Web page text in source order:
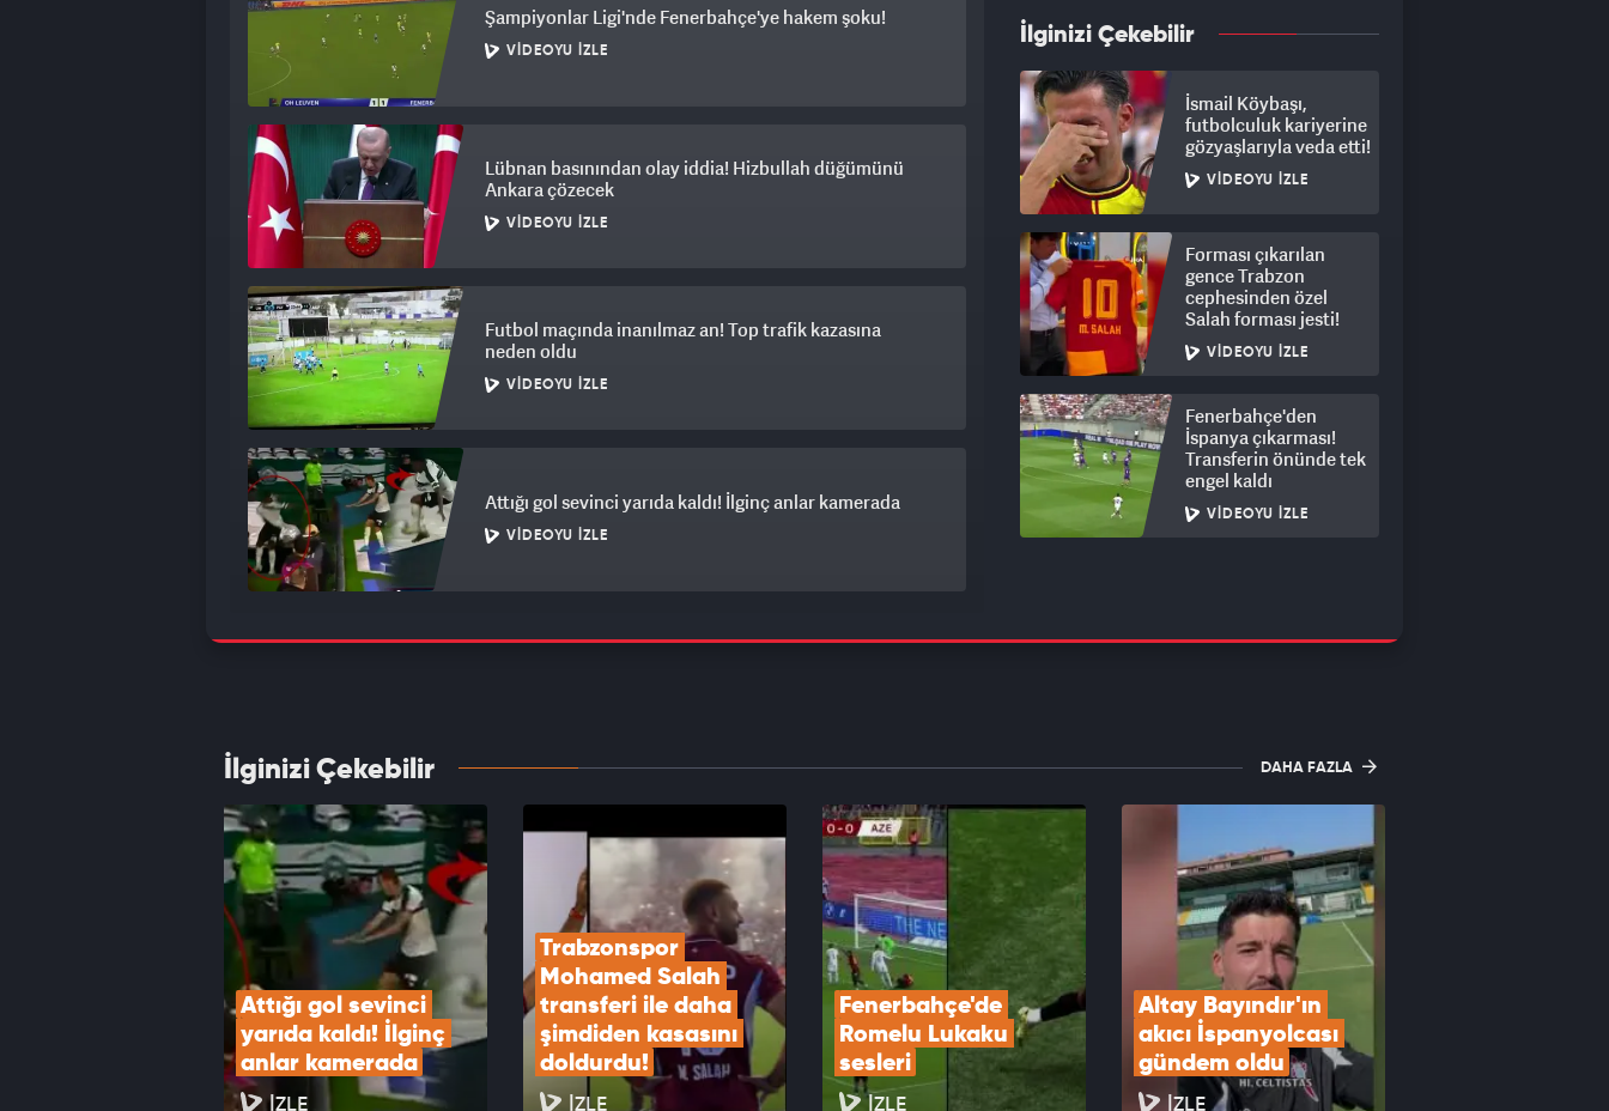
Şampiyonlar Ligi'nde Fenerbahçe'ye hakem şoku!
VIDEOYU İZLE
Lübnan basınından olay iddia! Hizbullah düğümünü
Ankara çözecek
VIDEOYU İZLE
Futbol maçında inanılmaz an! Top trafik kazasına
neden oldu
VIDEOYU İZLE
Attığı gol sevinci yarıda kaldı! İlginç anlar kamerada
VIDEOYU İZLE
İsmail Köybaşı, futbolculuk kariyerine gözyaşlarıyla
veda etti!
VIDEOYU İZLE
İlginizi Çekebilir
İsmail Köybaşı,
futbolculuk kariyerine
gözyaşlarıyla veda etti!
VIDEOYU İZLE
Forması çıkarılan
gence Trabzon
cephesinden özel
Salah forması jesti!
VIDEOYU İZLE
Fenerbahçe'den
İspanya çıkarması!
Transferin önünde tek
engel kaldı
VIDEOYU İZLE
İlginizi Çekebilir DAHA FAZLA
Attığı gol sevinci
yarıda kaldı! İlginç
anlar kamerada
İZLE
Trabzonspor
Mohamed Salah
transferi ile daha
şimdiden kasasını
doldurdu!
İZLE
Fenerbahçe'de
Romelu Lukaku
sesleri
İZLE
Altay Bayındır'ın
akıcı İspanyolcası
gündem oldu
İZLE